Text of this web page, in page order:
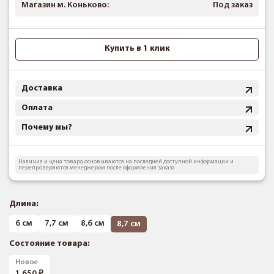
Магазин м. Коньково: Под заказ
Купить в 1 клик
Доставка
Оплата
Почему мы?
Наличие и цена товара основываются на последней доступной информации и
перепроверяются менеджером после оформления заказа
Длина:
6 см 7,7 см 8,6 см 8,7 см
Состояние товара:
Новое